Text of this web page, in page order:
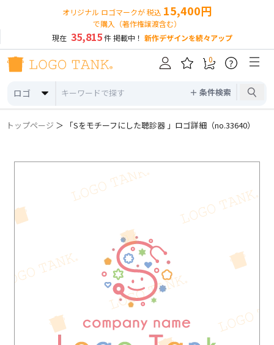
オリジナル ロゴマークが 税込 15,400円
で購入（著作権譲渡含む）
現在 35,815件 掲載中！ 新作デザインを続々アップ
ロゴ ＋ 条件検索
0 ?
トップページ ＞ 「Sをモチーフにした聴診器 」ロゴ詳細（no.33640）